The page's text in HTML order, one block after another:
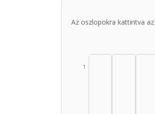
Az oszlopokra kattintva
1